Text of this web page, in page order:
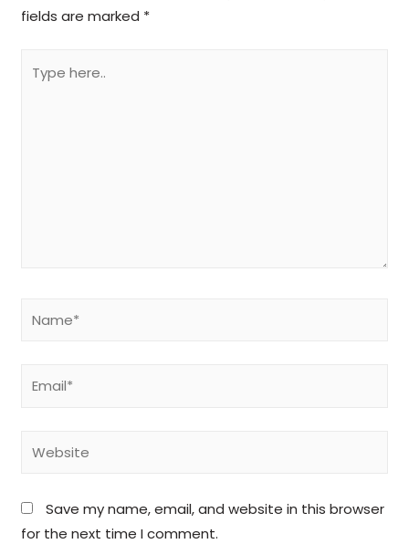
fields are marked *
Save my name, email, and website in this browser
for the next time I comment.